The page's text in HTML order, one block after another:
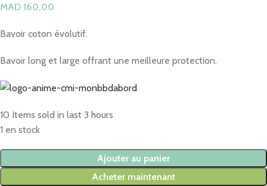
MAD
Bavoir coton évolutif.
Bavoir long et large offrant une meilleure protection.
10 Items sold in last 3 hours
1 en stock
Ajouter au panier
Acheter maintenant